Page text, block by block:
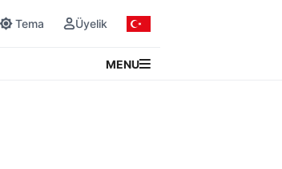
Tema Üyelik
MENU